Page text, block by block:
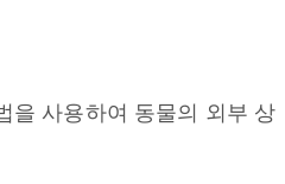
을 사용하여 동물의 외부 상